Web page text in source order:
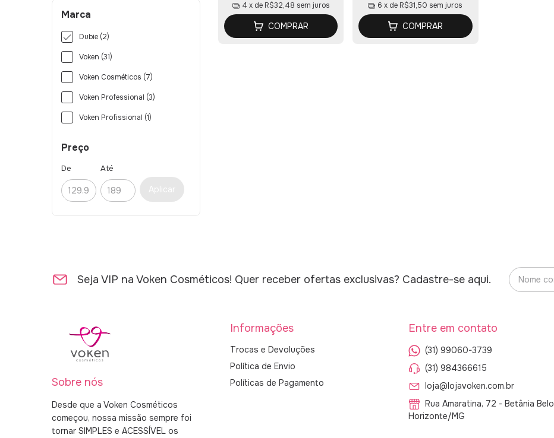
Marca
Dubie (2)
Voken (31)
Voken Cosméticos (7)
Voken Professional (3)
Voken Profissional (1)
Preço
De Até
Aplicar
4 x de R$32,48 sem juros
COMPRAR
6 x de R$31,50 sem juros
COMPRAR
Seja VIP na Voken Cosméticos! Quer receber ofertas exclusivas? Cadastre-se aqui.
Sobre nós
Desde que a Voken Cosméticos
começou, nossa missão sempre foi
tornar SIMPLES e ACESSÍVEL os
Informações
Trocas e Devoluções
Política de Envio
Políticas de Pagamento
Entre em contato
(31) 99060-3739
(31) 984366615
loja@lojavoken.com.br
Rua Amaratina, 72 - Betânia Belo
Horizonte/MG